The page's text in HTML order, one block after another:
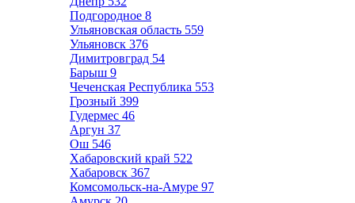
Подгородное 8
Ульяновская область 559
Ульяновск 376
Димитровград 54
Барыш 9
Чеченская Республика 553
Грозный 399
Гудермес 46
Аргун 37
Ош 546
Хабаровский край 522
Хабаровск 367
Комсомольск-на-Амуре 97